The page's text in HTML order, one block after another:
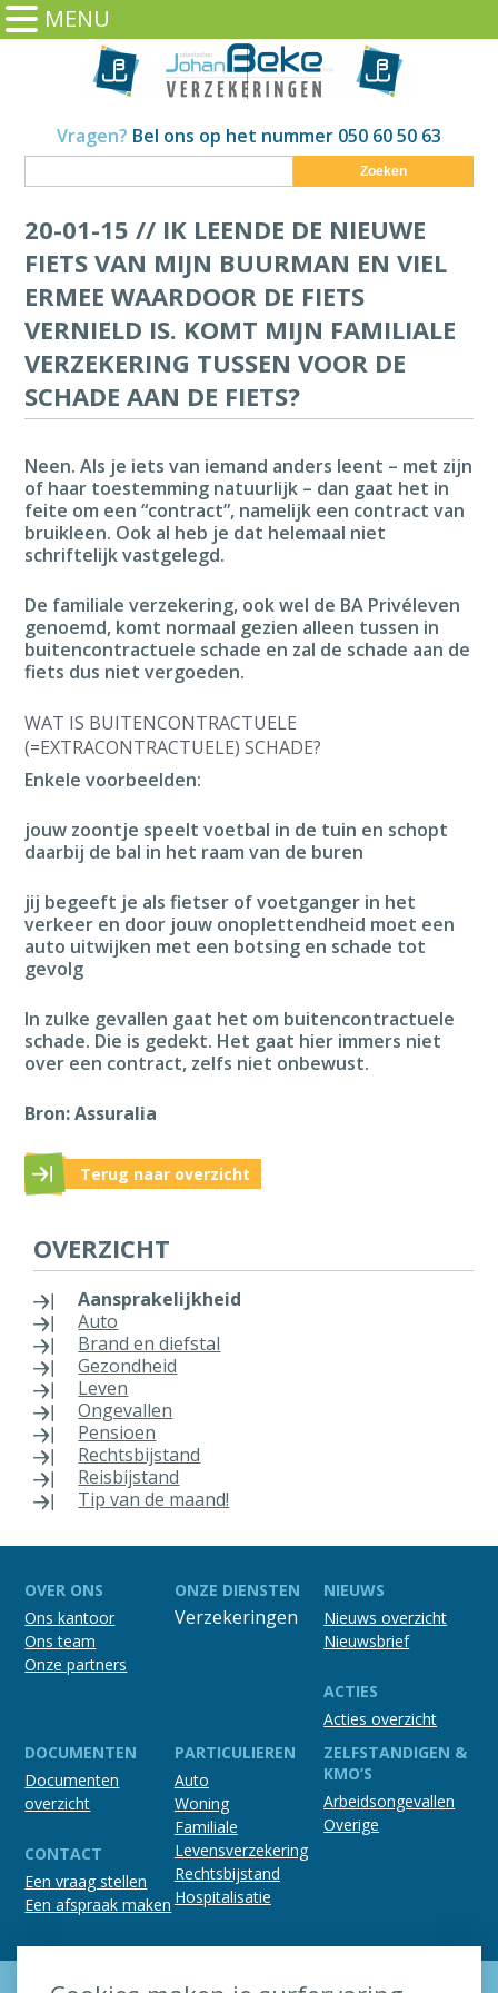
MENU
Vragen? Bel ons op het nummer 050 60 50 63
Zoeken
20-01-15 // IK LEENDE DE NIEUWE
FIETS VAN MIJN BUURMAN EN VIEL
ERMEE WAARDOOR DE FIETS
VERNIELD IS. KOMT MIJN FAMILIALE
VERZEKERING TUSSEN VOOR DE
SCHADE AAN DE FIETS?
Neen. Als je iets van iemand anders leent – met zijn
of haar toestemming natuurlijk – dan gaat het in
feite om een “contract”, namelijk een contract van
bruikleen. Ook al heb je dat helemaal niet
schriftelijk vastgelegd.
De familiale verzekering, ook wel de BA Privéleven
genoemd, komt normaal gezien alleen tussen in
buitencontractuele schade en zal de schade aan de
fiets dus niet vergoeden.
WAT IS BUITENCONTRACTUELE
(=EXTRACONTRACTUELE) SCHADE?
Enkele voorbeelden:
jouw zoontje speelt voetbal in de tuin en schopt
daarbij de bal in het raam van de buren
jij begeeft je als fietser of voetganger in het
verkeer en door jouw onoplettendheid moet een
auto uitwijken met een botsing en schade tot
gevolg
In zulke gevallen gaat het om buitencontractuele
schade. Die is gedekt. Het gaat hier immers niet
over een contract, zelfs niet onbewust.
Bron: Assuralia
Terug naar overzicht
OVERZICHT
Aansprakelijkheid
Auto
Brand en diefstal
Gezondheid
Leven
Ongevallen
Pensioen
Rechtsbijstand
Reisbijstand
Tip van de maand!
OVER ONS
Ons kantoor
Ons team
Onze partners
ONZE DIENSTEN
Verzekeringen
NIEUWS
Nieuws overzicht
Nieuwsbrief
ACTIES
Acties overzicht
DOCUMENTEN
Documenten
overzicht
CONTACT
Een vraag stellen
Een afspraak maken
PARTICULIEREN
Auto
Woning
Familiale
Levensverzekering
Rechtsbijstand
Hospitalisatie
ZELFSTANDIGEN &
KMO’S
Arbeidsongevallen
Overige
Verzekeringsmakelaar JOHAN BEKE // Gemeenteplein 24 // 8300